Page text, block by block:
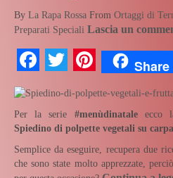
By La Rapa Rossa From Ortaggi di
Preparati Speciali Lascia un
Facebook
TwitterPinterest
Share
Per la serie #menùdinataleecco
Spiedino di polpette vegetali su
Semplice da eseguire, recupera due
che sono state molto apprezzate,